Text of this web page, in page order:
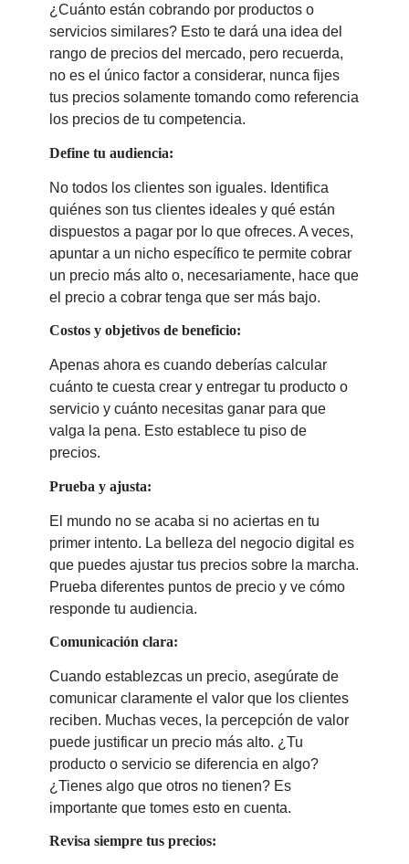
¿Cuánto están cobrando por productos o
servicios similares? Esto te dará una idea del
rango de precios del mercado, pero recuerda,
no es el único factor a considerar, nunca fijes
tus precios solamente tomando como referencia
los precios de tu competencia.
Define tu audiencia:
No todos los clientes son iguales. Identifica
quiénes son tus clientes ideales y qué están
dispuestos a pagar por lo que ofreces. A veces,
apuntar a un nicho específico te permite cobrar
un precio más alto o, necesariamente, hace que
el precio a cobrar tenga que ser más bajo.
Costos y objetivos de beneficio:
Apenas ahora es cuando deberías calcular
cuánto te cuesta crear y entregar tu producto o
servicio y cuánto necesitas ganar para que
valga la pena. Esto establece tu piso de
precios.
Prueba y ajusta:
El mundo no se acaba si no aciertas en tu
primer intento. La belleza del negocio digital es
que puedes ajustar tus precios sobre la marcha.
Prueba diferentes puntos de precio y ve cómo
responde tu audiencia.
Comunicación clara:
Cuando establezcas un precio, asegúrate de
comunicar claramente el valor que los clientes
reciben. Muchas veces, la percepción de valor
puede justificar un precio más alto. ¿Tu
producto o servicio se diferencia en algo?
¿Tienes algo que otros no tienen? Es
importante que tomes esto en cuenta.
Revisa siempre tus precios: